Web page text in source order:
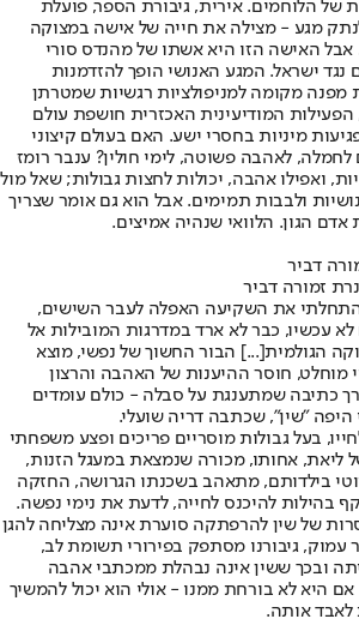
של הלוחמים. אירית, גיבורת הספר, פועלת
לנתק מגע - מצילה את חייה של אישה במצוקה
האישה הזו היא אשתו של מהנדס סורי
ישראל. המגע האנושי הופך להזדמנות
מפנה מקומה למניפולציות רגשיות שמטרתן
המודיעינית האכזרית חושפת עולם
מיניות בחסרי ישע. האם בעולם קיצוני
לחמלה, לאהבה פשוטה, לימי חולין? ענבר רומז
ואפילו אהבה, יכולות לחצות גבולות; שאל מול
ולבבות תמימים. אבל הוא גם אומר שצריך
אדם הגון. הלוואי שנהיה אמיצים.
דביר
זמורה דביר
את השקיעה האפלה לעבר השישים,
עכשיו, כבר לא ארד במדרגות המובילות אל
הגולמית[...] הבור החשוך של נפשי, מוצא
מוחלט, חוסר ההיענות של האהבה והרצון
כתיבה שמתענגת על סבלה - כולם עומדים
היפה "שין", שכתבה דריה שועלי.
נשוי בשנות ה־50 לחייו, בעל גבולות מוסריים פריכים ופצע משפחתי
ליאת, אחותו, מכורה שנמצאת במעגל הזנות,
בילדותם, מתאהב בשכנתו הגרושה, החזקה
בהילות להיכנס לחייה, לדעת את נימי נפשה.
של שין להרפתקה סוערת אינה מצליחה להגן
עמוק, גיבורנו מסתפק בפירורי תשומת לב,
ובכך ששין אינה נבהלת ממכתבי אהבה
אם היא לא בורחת ממנו - אולי הוא יכול להמשיך
לאבד אותה.